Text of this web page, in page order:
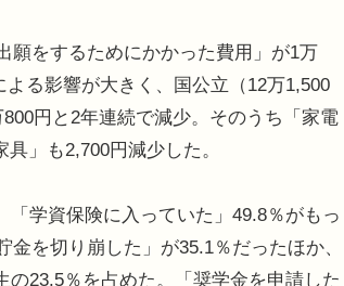
をするためにかかった費用」が1万
る影響が大きく、国公立（12万1,500
円と2年連続で減少。そのうち「家電
」も2,700円減少した。
学資保険に入っていた」49.8％がもっ
を切り崩した」が35.1％だったほか、
23.5％を占めた。「奨学金を申請した